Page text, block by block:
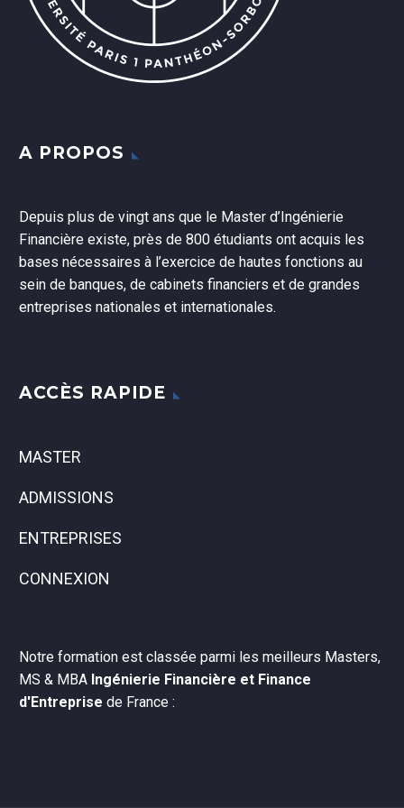
A PROPOS
Depuis plus de vingt ans que le Master d’Ingénierie
Financière existe, près de 800 étudiants ont acquis les
bases nécessaires à l’exercice de hautes fonctions au
sein de banques, de cabinets financiers et de grandes
entreprises nationales et internationales.
ACCÈS RAPIDE
MASTER
ADMISSIONS
ENTREPRISES
CONNEXION
Notre formation est classée parmi les meilleurs Masters,
MS & MBA Ingénierie Financière et Finance
d'Entreprise de France :